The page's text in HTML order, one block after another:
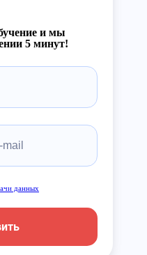
и мы
5 минут!
данных